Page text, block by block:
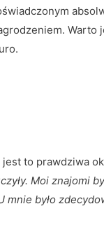
Warto
to prawdziwa
Moi znajomi
mnie było